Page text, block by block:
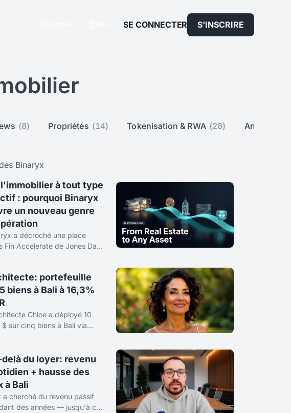
SE CONNECTER S'INSCRIRE
(8) Propriétés (14) Tokenisation & RWA (28) Analyses
Binaryx
l'immobilier à tout type
: pourquoi Binaryx
un nouveau genre
a décroché une place
Fin Accelerate de Jones Day,
portefeuille
biens à Bali à 16,3%
Chloe a déployé 10
sur cinq biens à Bali via
delà du loyer: revenu
+ hausse des
à Bali
a cherché du revenu passif
des années — jusqu'à ce